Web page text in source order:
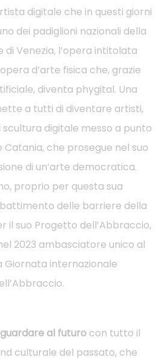
digitale che in questi giorni
dei padiglioni nazionali della
di Venezia, l’opera intitolata
d’arte fisica che, grazie
diventa phygital. Una
a tutti di diventare artisti,
digitale messo a punto
Catania, che prosegue nel suo
di un’arte democratica.
proprio per questa sua
delle barriere della
il suo Progetto dell’Abbraccio,
2023 ambasciatore unico al
Giornata internazionale
al futurocon tutto il
culturale del passato, che